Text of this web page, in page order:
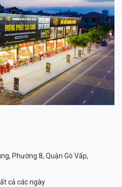
Phường 8, Quận Gò Vấp,
cả các ngày